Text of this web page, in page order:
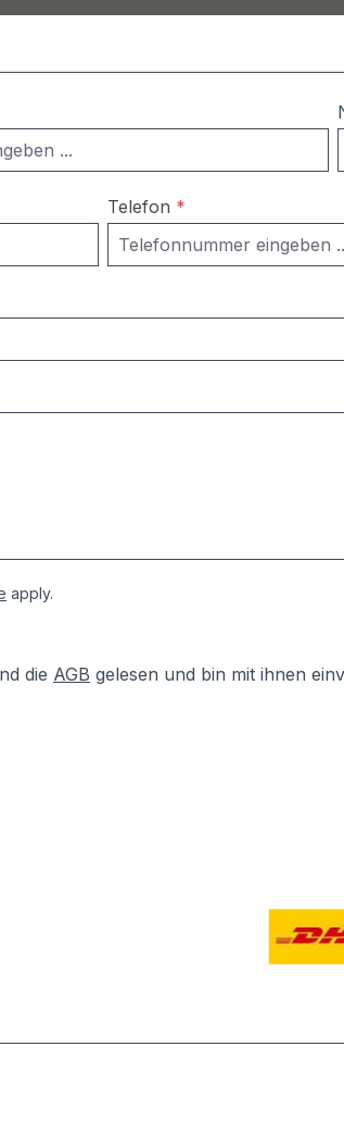
Telefon *
apply.
die AGB gelesen und bin mit ihnen